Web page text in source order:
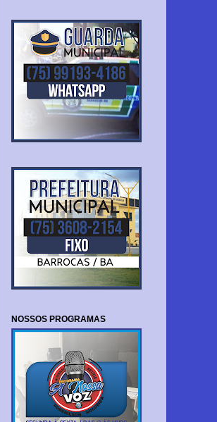
NOSSOS PROGRAMAS